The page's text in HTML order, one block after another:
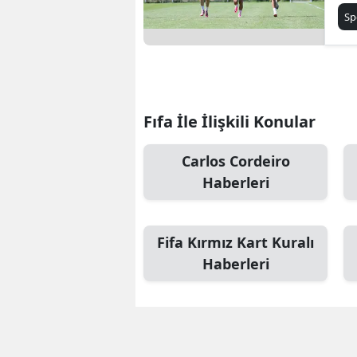
Fıfa İle İlişkili Konular
Carlos Cordeiro
Haberleri
Fifa Kırmız Kart Kuralı
Haberleri